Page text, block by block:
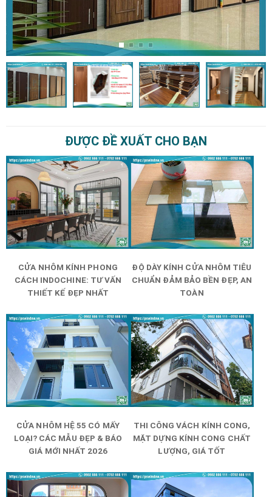
ĐƯỢC ĐỀ XUẤT CHO BẠN
CỬA NHÔM KÍNH PHONG
CÁCH INDOCHINE: TƯ VẤN
THIẾT KẾ ĐẸP NHẤT
ĐỘ DÀY KÍNH CỬA NHÔM TIÊU
CHUẨN ĐẢM BẢO BỀN ĐẸP, AN
TOÀN
CỬA NHÔM HỆ 55 CÓ MẤY
LOẠI? CÁC MẪU ĐẸP & BÁO
GIÁ MỚI NHẤT 2026
THI CÔNG VÁCH KÍNH CONG,
MẶT DỰNG KÍNH CONG CHẤT
LƯỢNG, GIÁ TỐT